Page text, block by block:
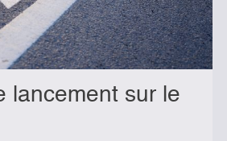
lancement sur le